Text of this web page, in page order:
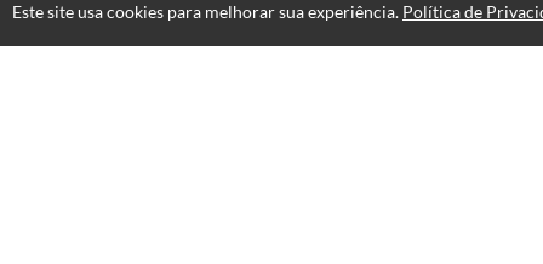
Este site usa cookies para melhorar sua experiência. Política de